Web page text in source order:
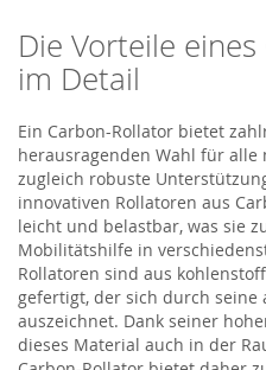
Die Vorteile
im Detail
Ein Carbon-Rollator bietet
herausragenden Wahl für
zugleich robuste
innovativen Rollatoren aus
leicht und belastbar, was sie
Mobilitätshilfe in
Rollatoren sind aus
gefertigt, der sich durch
auszeichnet. Dank seiner
dieses Material auch in der